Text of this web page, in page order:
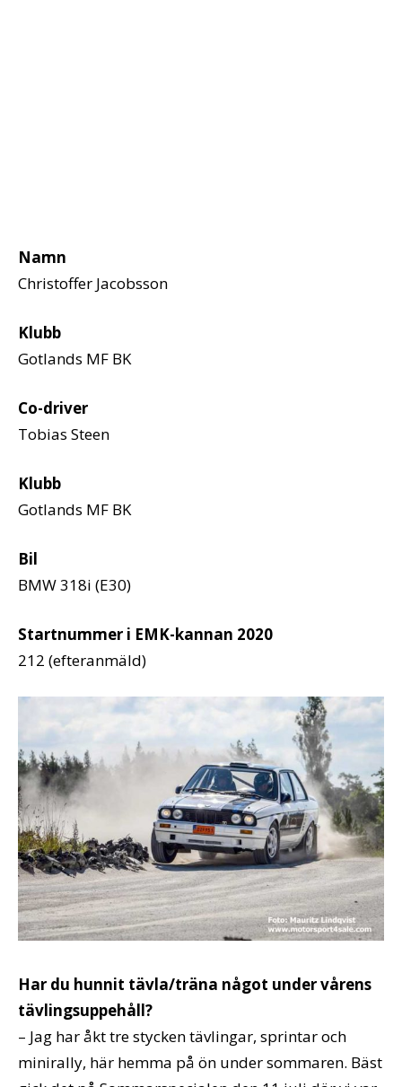
Namn
Christoffer Jacobsson
Klubb
Gotlands MF BK
Co-driver
Tobias Steen
Klubb
Gotlands MF BK
Bil
BMW 318i (E30)
Startnummer i EMK-kannan 2020
212 (efteranmäld)
Har du hunnit tävla/träna något under vårens
tävlingsuppehåll?
– Jag har åkt tre stycken tävlingar, sprintar och
minirally, här hemma på ön under sommaren. Bäst